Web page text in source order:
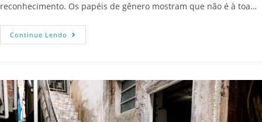
reconhecimento. Os papéis de gênero mostram que não é à toa…
Continue Lendo